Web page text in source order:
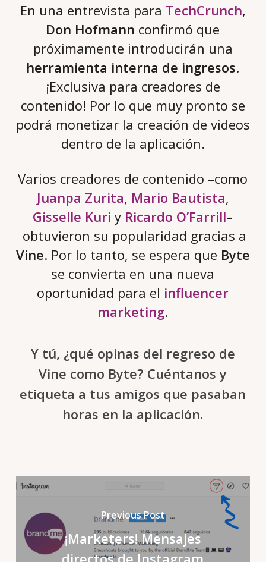
En una entrevista para TechCrunch,
Don Hofmann confirmó que
próximamente introducirán una
herramienta interna de ingresos.
¡Exclusiva para creadores de
contenido! Por lo que muy pronto se
podrá monetizar la creación de videos
dentro de la aplicación.
Varios creadores de contenido –como
Juanpa Zurita, Mario Bautista,
Gisselle Kuri y Ricardo O’Farrill–
obtuvieron su popularidad gracias a
Vine. Por lo tanto, se espera que Byte
se convierta en una nueva
oportunidad para el influencer
marketing.
Y tú, ¿qué opinas del regreso de
Vine como Byte? Cuéntanos y
etiqueta a tus amigos que pasaban
horas en la aplicación.
Previous Post
¡Marketers! Mensajes